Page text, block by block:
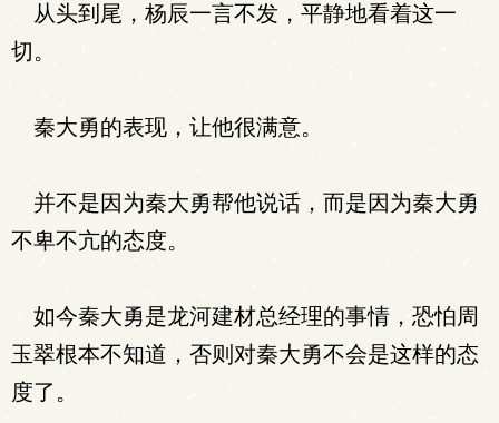
从头到尾，杨辰一言不发，平静地看着这一
切。
秦大勇的表现，让他很满意。
并不是因为秦大勇帮他说话，而是因为秦大勇
不卑不亢的态度。
如今秦大勇是龙河建材总经理的事情，恐怕周
玉翠根本不知道，否则对秦大勇不会是这样的态
度了。